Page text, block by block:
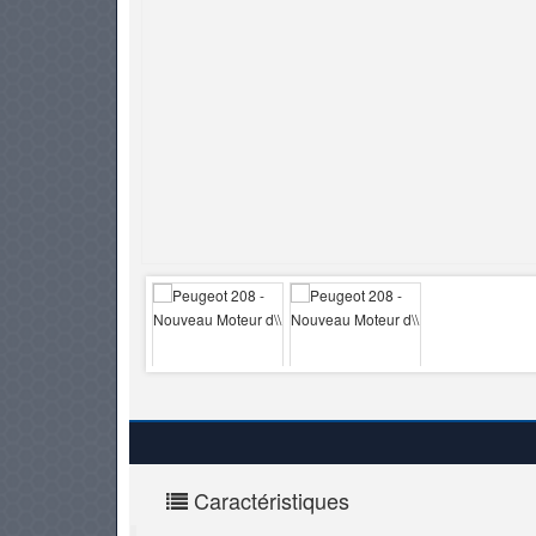
Caractéristiques